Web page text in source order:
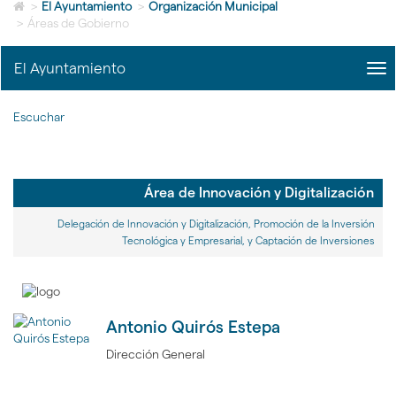
idioma
Icono
de
ir
a
página
> El Ayuntamiento > Organización Municipal
> Áreas de Gobierno
El Ayuntamiento
Escuchar
Área de Innovación y Digitalización
Delegación de Innovación y Digitalización, Promoción de la Inversión
Tecnológica y Empresarial, y Captación de Inversiones
Antonio Quirós Estepa
Dirección General